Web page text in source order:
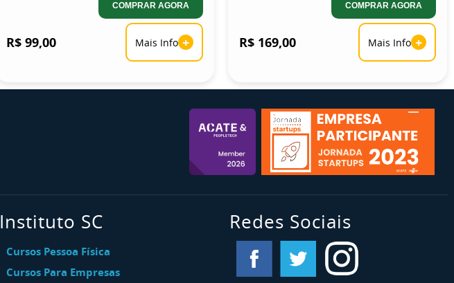
COMPRAR AGORA
R$ 99,00 Mais Info +
COMPRAR AGORA
R$ 169,00 Mais Info +
Instituto SC
Cursos Pessoa Física
Cursos Para Empresas
Redes Sociais